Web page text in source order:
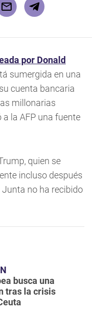
por Donald
sumergida en una
cuenta bancaria
millonarias
la AFP una fuente
quien se
incluso después
Junta no ha recibido
busca una
tras la crisis